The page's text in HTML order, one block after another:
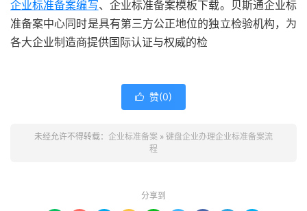
企业标准备案编写、企业标准备案模板下载。贝斯通企业标
准备案中心同时是具有第三方公正地位的独立检验机构，为
各大企业制造商提供国际认证与权威的检
 赞(0)
未经允许不得转载： 企业标准备案 » 键盘企业办理企业标准备案流
程
分享到